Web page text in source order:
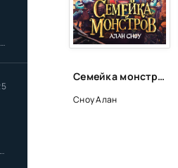
Семейка монстров - Алан Сноу
Сноу Алан